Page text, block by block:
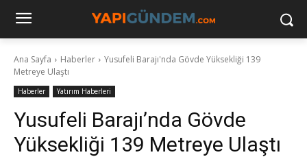
Ana Sayfa Haberler
Yusufeli Barajı'nda Gövde Yüksekliği 139
Metreye Ulaştı
Haberler Yatırım Haberleri
Yusufeli Barajı’nda Gövde
Yüksekliği 139 Metreye Ulaştı